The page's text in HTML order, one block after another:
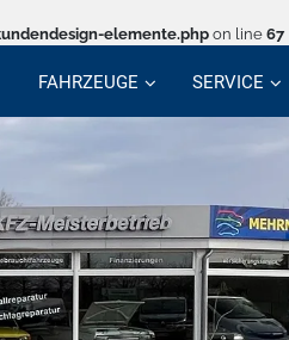
elemente.php on line 67
FAHRZEUGE SERVICE